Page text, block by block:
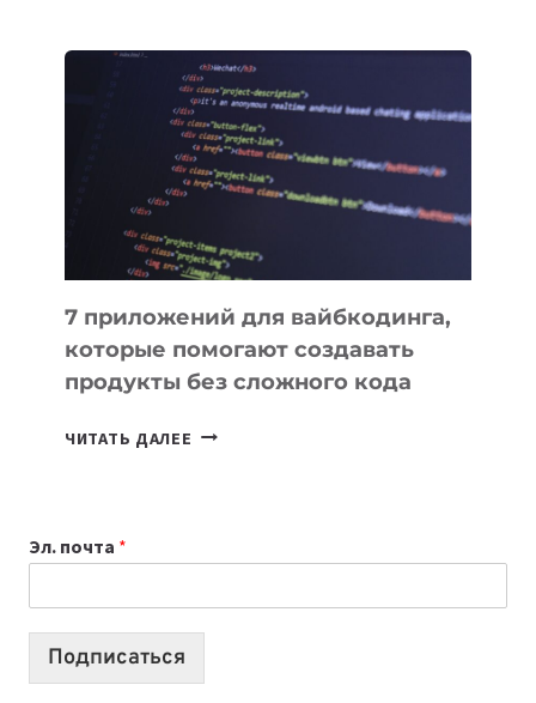
ПОЛЕЗНЫХ
ИНСТРУМЕНТОВ
ДЛЯ
РАБОТЫ
7 приложений для вайбкодинга,
которые помогают создавать
продукты без сложного кода
ЧИТАТЬ ДАЛЕЕ 7
ПОМОГАЮТ
СЛОЖНОГО
Эл. почта *
Подписаться